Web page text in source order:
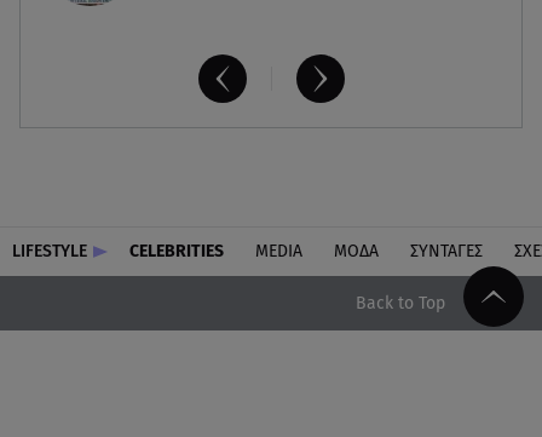
LIFESTYLE CELEBRITIES MEDIA ΜΟΔΑ ΣΥΝΤΑΓΕΣ
Back to Top